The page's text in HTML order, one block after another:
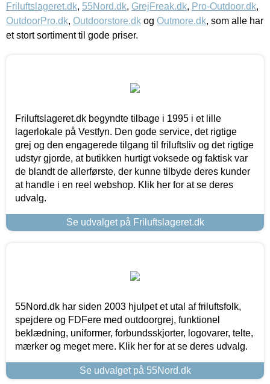
Friluftslageret.dk, 55Nord.dk, GrejFreak.dk, Pro-Outdoor.dk,
OutdoorPro.dk, Outdoorstore.dk og Outmore.dk, som alle har
et stort sortiment til gode priser.
Friluftslageret.dk begyndte tilbage i 1995 i et lille
lagerlokale på Vestfyn. Den gode service, det rigtige
grej og den engagerede tilgang til friluftsliv og det rigtige
udstyr gjorde, at butikken hurtigt voksede og faktisk var
de blandt de allerførste, der kunne tilbyde deres kunder
at handle i en reel webshop. Klik her for at se deres
udvalg.
Se udvalget på Friluftslageret.dk
55Nord.dk har siden 2003 hjulpet et utal af friluftsfolk,
spejdere og FDFere med outdoorgrej, funktionel
beklædning, uniformer, forbundsskjorter, logovarer, telte,
mærker og meget mere. Klik her for at se deres udvalg.
Se udvalget på 55Nord.dk